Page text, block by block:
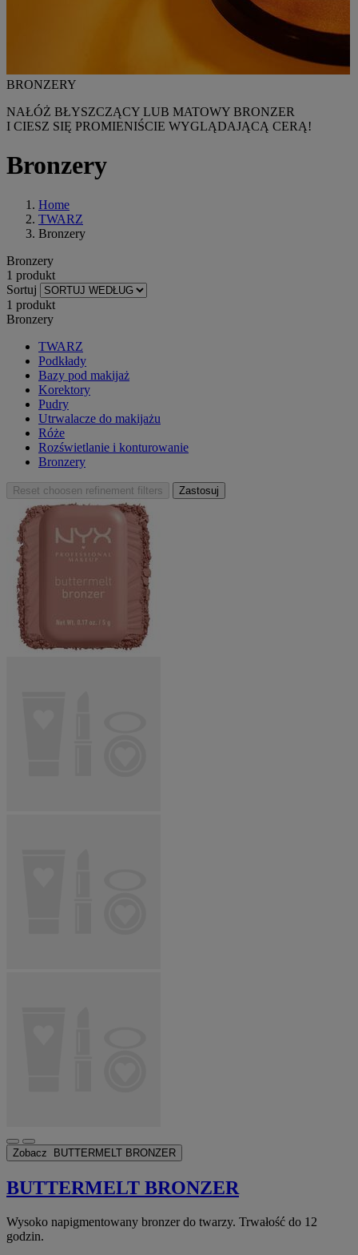
BRONZERY
NAŁÓŻ BŁYSZCZĄCY LUB MATOWY BRONZER
I CIESZ SIĘ PROMIENIŚCIE WYGLĄDAJĄCĄ CERĄ!
Bronzery
Home
TWARZ
Bronzery
Bronzery
1 produkt
Sortuj
1 produkt
Bronzery
TWARZ
Podkłady
Bazy pod makijaż
Korektory
Pudry
Utrwalacze do makijażu
Róże
Rozświetlanie i konturowanie
Bronzery
Reset choosen refinement filters Zastosuj
Zobacz BUTTERMELT BRONZER
BUTTERMELT BRONZER
Wysoko napigmentowany bronzer do twarzy. Trwałość do 12
godzin.